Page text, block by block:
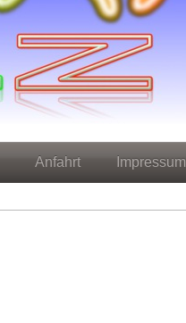
Anfahrt Impressum